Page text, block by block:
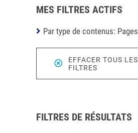
MES FILTRES ACTIFS
Par type de contenus: Pages
EFFACER TOUS LES
FILTRES
FILTRES DE RÉSULTATS